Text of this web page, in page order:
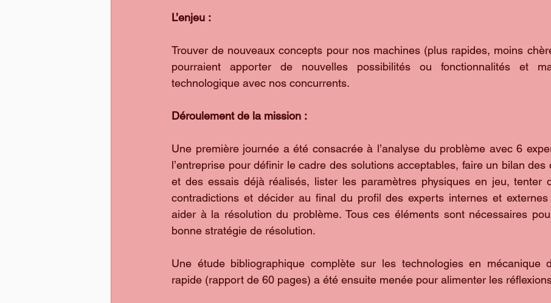
L’enjeu :
Trouver de nouveaux concepts pour nos machines (plus rapides, moins
pourraient apporter de nouvelles possibilités ou fonctionnalités et
technologique avec nos concurrents.
Déroulement de la mission :
Une première journée a été consacrée à l’analyse du problème avec 6
l’entreprise pour définir le cadre des solutions acceptables, faire un bilan des
et des essais déjà réalisés, lister les paramètres physiques en jeu, tenter
contradictions et décider au final du profil des experts internes et
aider à la résolution du problème. Tous ces éléments sont nécessaires
bonne stratégie de résolution.
Une étude bibliographique complète sur les technologies en mécanique
rapide (rapport de 60 pages) a été ensuite menée pour alimenter les